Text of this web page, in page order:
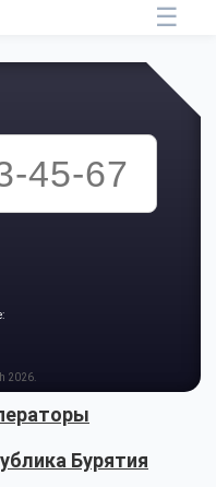
☰
2026.
Бурятия